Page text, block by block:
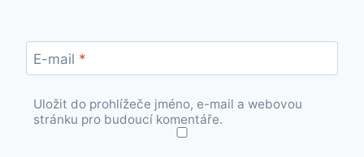
E-mail *
Uložit do prohlížeče jméno, e-mail a webovou
stránku pro budoucí komentáře.